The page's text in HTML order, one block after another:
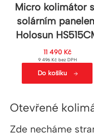
Micro kolimátor
solárním
Holosun
11 490 Kč
9 496 Kčbez DPH
Do košíku
Otevřené
Zde necháme